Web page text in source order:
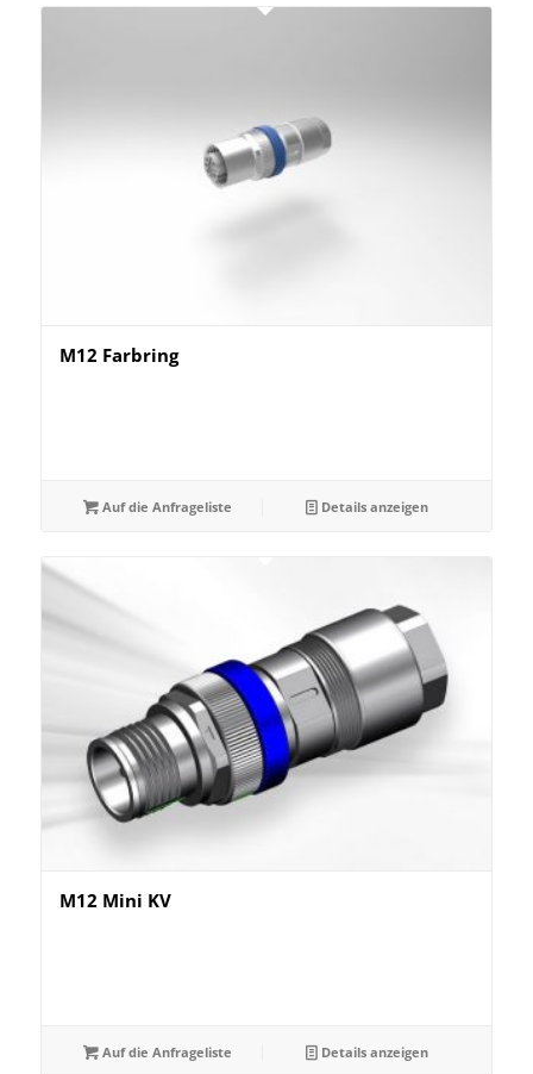
M12 Farbring
Auf die Anfrageliste Details anzeigen
M12 Mini KV
Auf die Anfrageliste Details anzeigen